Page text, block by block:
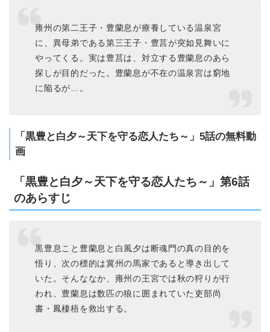
雍州の第二王子・豊蘭息が療養している温泉宮
に、異母弟である第三王子・豊莒が突如見舞いに
やってくる。実は豊莒は、対立する豊蘭息のあら
探しが目的だった。豊蘭息が不在の温泉宮は窮地
に陥るが…。
「黒豊と白夕～天下を守る恋人たち～」5話の無料動
画
「黒豊と白夕～天下を守る恋人たち～」第6話
のあらすじ
黒豊息こと豊蘭息と白風夕は断魂門の真の目的を
悟り、次の標的は冀州の馬家であると導き出して
いた。そんななか、雍州の王宮では秋の狩りが行
われ、豊蘭息は数匹の狼に囲まれていた吏部尚
書・鳳棲梧を救出する。